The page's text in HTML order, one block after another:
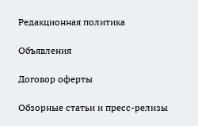
Редакционная политика
Объявления
Договор оферты
Обзорные статьи и пресс-релизы